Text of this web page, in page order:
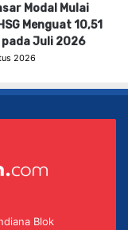
Modal Mulai
Menguat 10,51
pada Juli 2026
2026
Blok